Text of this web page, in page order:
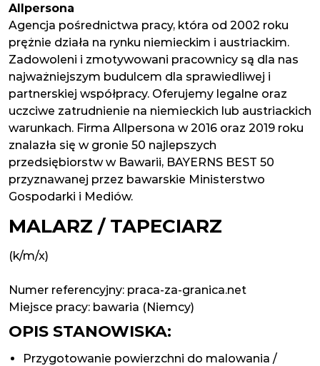
Allpersona
Agencja pośrednictwa pracy, która od 2002 roku
prężnie działa na rynku niemieckim i austriackim.
Zadowoleni i zmotywowani pracownicy są dla nas
najważniejszym budulcem dla sprawiedliwej i
partnerskiej współpracy. Oferujemy legalne oraz
uczciwe zatrudnienie na niemieckich lub austriackich
warunkach. Firma Allpersona w 2016 oraz 2019 roku
znalazła się w gronie 50 najlepszych
przedsiębiorstw w Bawarii, BAYERNS BEST 50
przyznawanej przez bawarskie Ministerstwo
Gospodarki i Mediów.
MALARZ / TAPECIARZ
(k/m/x)
Numer referencyjny: praca-za-granica.net
Miejsce pracy: bawaria (Niemcy)
OPIS STANOWISKA:
Przygotowanie powierzchni do malowania /